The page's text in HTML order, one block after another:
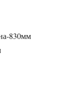
830мм